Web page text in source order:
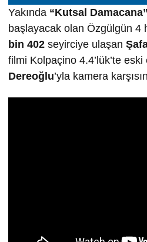
Yakında “Kutsal Damacana”
başlayacak olan Özgülgün 4
bin 402 seyirciye ulaşan
filmi Kolpaçino 4.4’lük’te eski
Dereoğlu’yla kamera